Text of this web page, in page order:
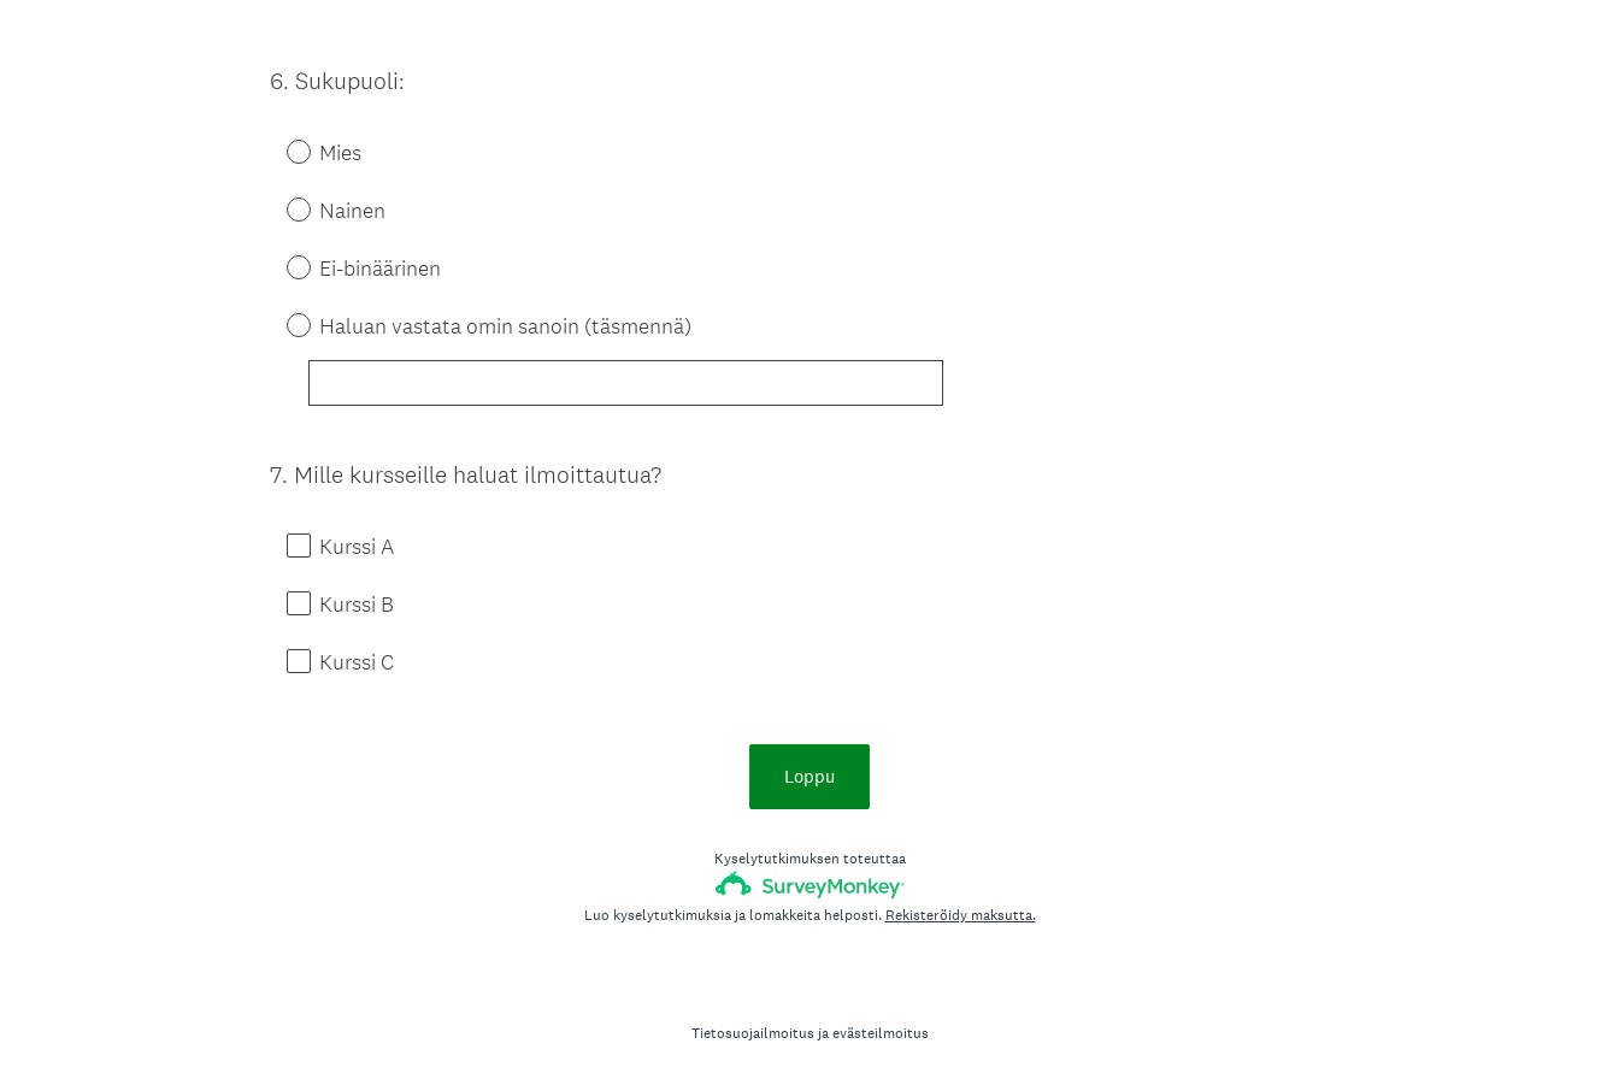
Question
6. Sukupuoli:
Mies
Nainen
Ei-binäärinen
Haluan vastata omin sanoin (täsmennä)
Question
7. Mille kursseille haluat ilmoittautua?
Kurssi A
Kurssi B
Kurssi C
Loppu
Kyselytutkimuksen toteuttaa
Luo kyselytutkimuksia ja lomakkeita helposti. Rekisteröidy maksutta.
Tietosuojailmoitus jaevästeilmoitus